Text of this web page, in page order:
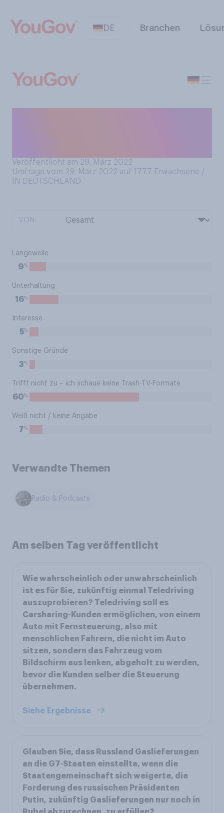
DE Branchen
Veröffentlicht am 29. März 2022
Umfrage vom 29. März 2022 auf 1777 Erwachsene /
IN DEUTSCHLAND
Langeweile
9%
Unterhaltung
16%
Interesse
5%
Sonstige Gründe
3%
Trifft nicht zu – ich schaue keine Trash-TV-Formate
60%
Weiß nicht / keine Angabe
7%
Verwandte Themen
Radio & Podcasts
Am selben Tag veröffentlicht
Wie wahrscheinlich oder unwahrscheinlich
ist es für Sie, zukünftig einmal Teledriving
auszuprobieren? Teledriving soll es
Carsharing-Kunden ermöglichen, von einem
Auto mit Fernsteuerung, also mit
menschlichen Fahrern, die nicht im Auto
sitzen, sondern das Fahrzeug vom
Bildschirm aus lenken, abgeholt zu werden,
bevor die Kunden selber die Steuerung
übernehmen.
Siehe Ergebnisse
Glauben Sie, dass Russland Gaslieferungen
an die G7-Staaten einstellte, wenn die
Staatengemeinschaft sich weigerte, die
Forderung des russischen Präsidenten
Putin, zukünftig Gaslieferungen nur noch in